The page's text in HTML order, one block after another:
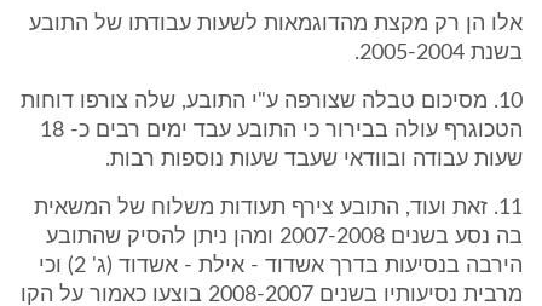
אלו הן רק מקצת מהדוגמאות לשעות עבודתו של התובע
בשנת 2005-2004.
10. מסיכום טבלה שצורפה ע"י התובע, שלה צורפו דוחות
הטכוגרף עולה בבירור כי התובע עבד ימים רבים כ- 18
שעות עבודה ובוודאי שעבד שעות נוספות רבות.
11. זאת ועוד, התובע צירף תעודות משלוח של המשאית
בה נסע בשנים 2007-2008 ומהן ניתן להסיק שהתובע
הירבה בנסיעות בדרך אשדוד - אילת - אשדוד (ג' 2) וכי
מרבית נסיעותיו בשנים 2008-2007 בוצעו כאמור על הקו